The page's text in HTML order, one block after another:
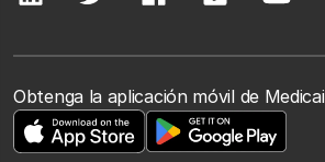
Obtenga la aplicación móvil de Medicai